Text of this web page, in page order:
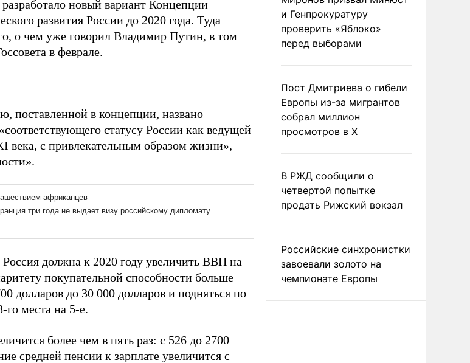
новый вариант Концепции
развития России до 2020 года. Туда
о чем уже говорил Владимир Путин, в том
в феврале.
поставленной в концепции, названо
статусу России как ведущей
века, с привлекательным образом жизни»,
должна к 2020 году увеличить ВВП на
покупательной способности больше
долларов до 30 000 долларов и подняться по
го места на 5-е.
более чем в пять раз: с 526 до 2700
средней пенсии к зарплате увеличится с
и Генпрокуратуру
проверить «Яблоко»
перед выборами
Пост Дмитриева о гибели
Европы из-за мигрантов
собрал миллион
просмотров в X
В РЖД сообщили о
четвертой попытке
продать Рижский вокзал
Российские синхронистки
завоевали золото на
чемпионате Европы